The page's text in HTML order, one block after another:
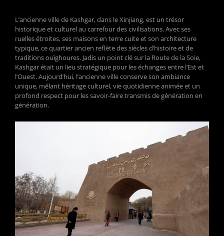
L’ancienne ville de Kashgar, dans le Xinjiang, est un trésor
historique et culturel au carrefour des civilisations. Avec ses
ruelles étroites, ses maisons en terre cuite et son architecture
typique, ce quartier ancien reflète des siècles d’histoire et de
traditions ouïghoures. Jadis un point clé sur la Route de la Soie,
Kashgar était un lieu stratégique pour les échanges entre l’Est et
l’Ouest. Aujourd’hui, l’ancienne ville conserve son ambiance
unique, mêlant héritage culturel, vie quotidienne animée et un
profond respect pour les savoir-faire transmis de génération en
génération.